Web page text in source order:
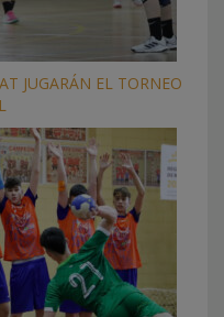
JUGARÁN EL TORNEO